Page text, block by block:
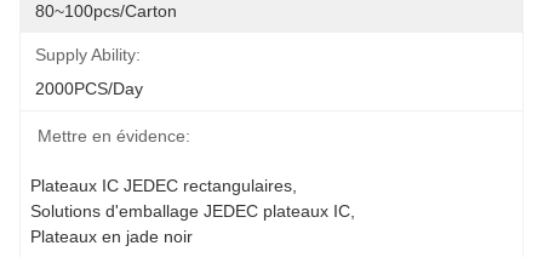
80~100pcs/carton
Supply Ability:
2000PCS/Day
Mettre en évidence:
Plateaux IC JEDEC rectangulaires
Solutions d'emballage JEDEC plateaux IC
Plateaux en jade noir